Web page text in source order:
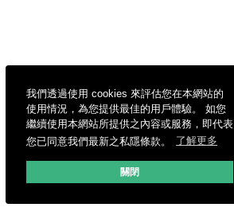
我們透過使用 cookies 來評估您在本網站的
使用情況，為您提供最佳的用戶體驗。 如您
繼續使用本網站所提供之內容或服務，即代表
您已同意我們最新之私隱條款。
了解更多
關閉